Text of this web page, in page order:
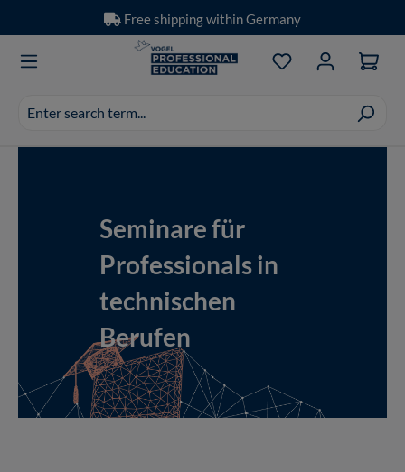
Skip to main contentFree shipping within Germany
appear
You have 0
Seminare für
Professionals in
technischen
Berufen